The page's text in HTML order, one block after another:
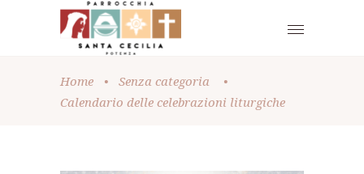
Home • Senza categoria
•
Calendario delle celebrazioni liturgiche